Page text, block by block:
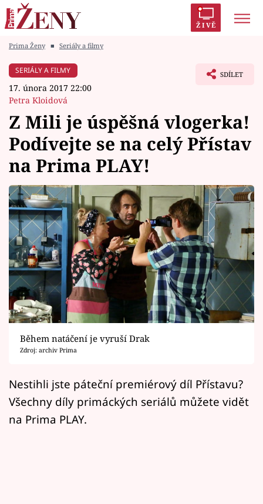
ŽIVĚ
Módní alarm
Témata
Celebrity
Vztahy
Seriály
Horoskopy
Sledujte prima+
Filmový festival Karlovy Vary
Pořady
Mámy sobě
Přihlášení
Prima Ženy ■ Seriály a filmy
SERIÁLY A FILMY
17. února 2017 22:00
Petra Kloidová
SDÍLET
Z Mili je úspěšná vlogerka!
Podívejte se na celý Přístav
na Prima PLAY!
Během natáčení je vyruší Drak
Zdroj: archiv Prima
Nestihli jste páteční premiérový díl Přístavu?
Všechny díly primáckých seriálů můžete vidět
na Prima PLAY.